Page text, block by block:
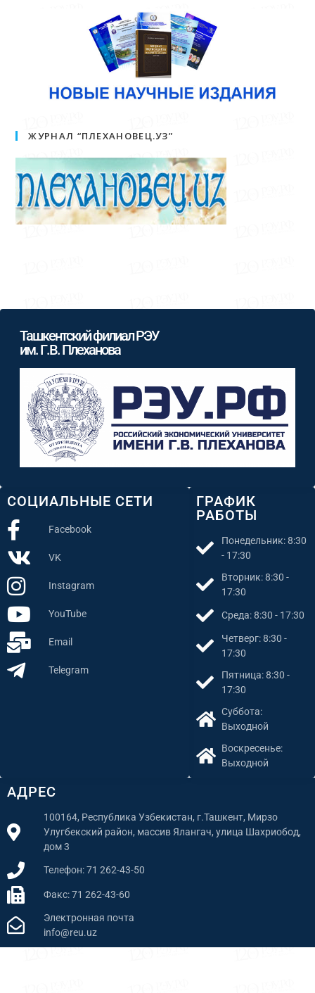
ЖУРНАЛ “ПЛЕХАНОВЕЦ.УЗ”
АДРЕС
100164, Республика Узбекистан, г.Ташкент, Мирзо
Улугбекский район, массив Ялангач, улица Шахриобод,
дом 3
Телефон: 71 262-43-50
Факс: 71 262-43-60
Электронная почта
info@reu.uz
ГРАФИК
РАБОТЫ
Понедельник: 8:30
- 17:30
Вторник: 8:30 -
17:30
Среда: 8:30 - 17:30
Четверг: 8:30 -
17:30
Пятница: 8:30 -
17:30
Суббота:
Выходной
Воскресенье:
Выходной
СОЦИАЛЬНЫЕ СЕТИ
Facebook
VK
Instagram
YouTube
Email
Telegram
Ташкентский филиал РЭУ
им. Г.В. Плеханова